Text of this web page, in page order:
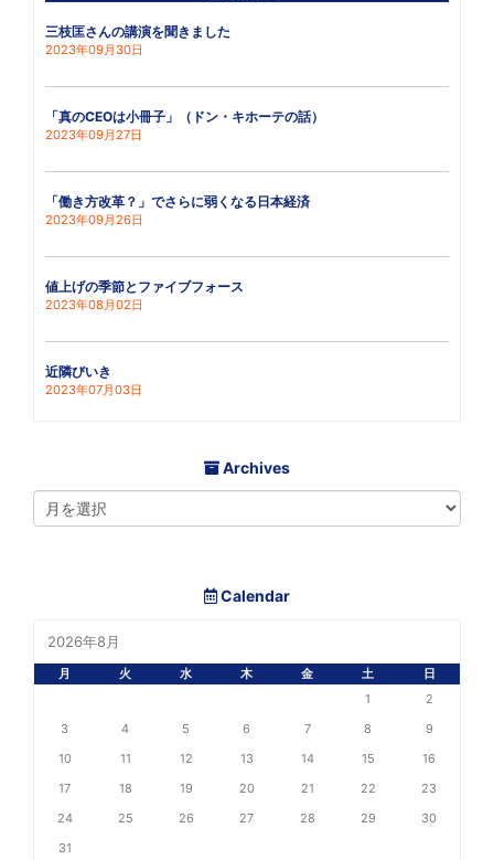
三枝匡さんの講演を聞きました
2023年09月30日
「真のCEOは小冊子」（ドン・キホーテの話）
2023年09月27日
「働き方改革？」でさらに弱くなる日本経済
2023年09月26日
値上げの季節とファイブフォース
2023年08月02日
近隣びいき
2023年07月03日
Archives
Calendar
2026年8月
月 火 水 木 金 土
日
1
2
3
4 5 6 7 8
9
10
11 12 13 14 15
16
17
18 19 20 21 22
23
24
25 26 27 28 29
30
31